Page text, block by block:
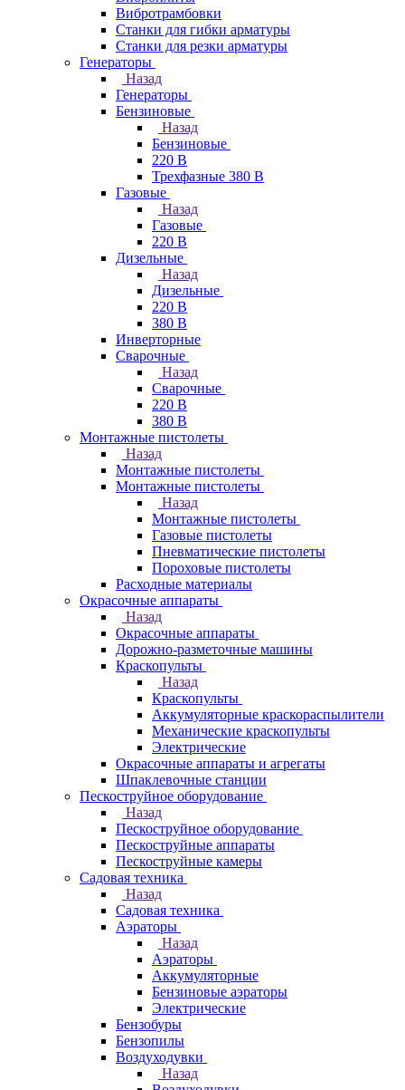
Вибротрамбовки
Станки для гибки арматуры
Станки для резки арматуры
Генераторы
Назад
Генераторы
Бензиновые
Назад
Бензиновые
220 В
Трехфазные 380 В
Газовые
Назад
Газовые
220 В
Дизельные
Назад
Дизельные
220 В
380 В
Инверторные
Сварочные
Назад
Сварочные
220 В
380 В
Монтажные пистолеты
Назад
Монтажные пистолеты
Монтажные пистолеты
Назад
Монтажные пистолеты
Газовые пистолеты
Пневматические пистолеты
Пороховые пистолеты
Расходные материалы
Окрасочные аппараты
Назад
Окрасочные аппараты
Дорожно-разметочные машины
Краскопульты
Назад
Краскопульты
Аккумуляторные краскораспылители
Механические краскопульты
Электрические
Окрасочные аппараты и агрегаты
Шпаклевочные станции
Пескоструйное оборудование
Назад
Пескоструйное оборудование
Пескоструйные аппараты
Пескоструйные камеры
Садовая техника
Назад
Садовая техника
Аэраторы
Назад
Аэраторы
Аккумуляторные
Бензиновые аэраторы
Электрические
Бензобуры
Бензопилы
Воздуходувки
Назад